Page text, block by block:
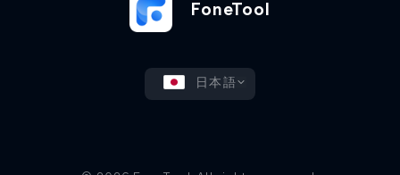
FoneTool
日本語